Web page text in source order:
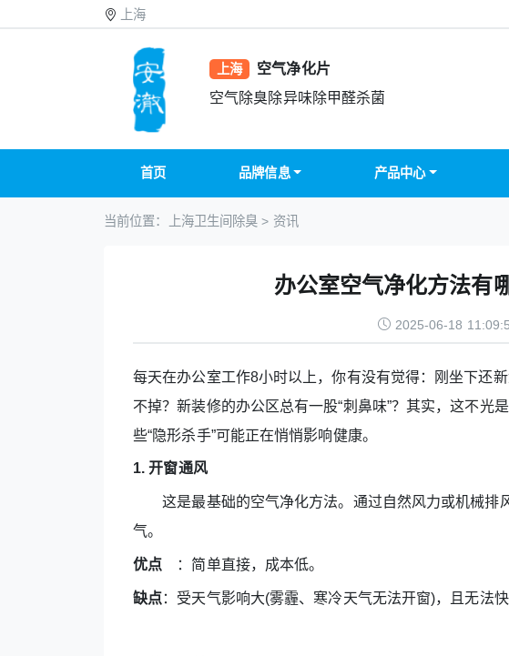
上海
上海
空气净化片
空气除臭除异味除甲醛杀菌
首页 品牌信息 产品中心
当前位置： 上海卫生间除臭 > 资讯
办公室空气净化方法有
2025-06-18
每天在办公室工作8小时以上，你有没有觉得：刚坐下还
不掉？新装修的办公区总有一股“刺鼻味”？其实，这不光是
些“隐形杀手”可能正在悄悄影响健康。
1. 开窗通风
这是最基础的空气净化方法。通过自然风力或机械排
气。
优点 ：简单直接，成本低。
缺点：受天气影响大(雾霾、寒冷天气无法开窗)，且无法